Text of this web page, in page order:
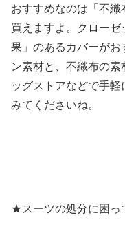
おすすめなのは「不
買えますよ。クロー
果」のあるカバーがお
ン素材と、不織布の
ッグストアなどで手
みてくださいね。
★スーツの処分に困っ